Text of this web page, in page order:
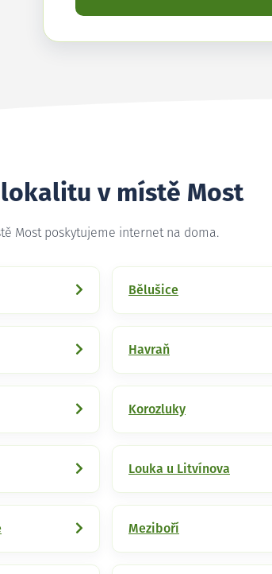
v místě Most
Most poskytujeme internet na doma.
Bělušice
Havraň
Korozluky
Louka u Litvínova
Meziboří